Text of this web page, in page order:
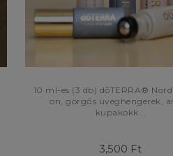
10 ml-es (3 db) dōTERRA®
on, görgős üveghengerek,
kupakokk...
3,500 Ft